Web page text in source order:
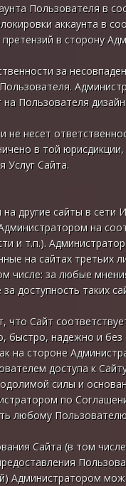
Пользователя в
аккаунта в
в сторону
за
Пользователя
не несет
в той
Услуг Сайта.
другие сайты в сети
на
и т.п.).
на сайтах третьих
числе: за любые
доступность таких
что Сайт
быстро, надежно и
на стороне
доступа к
силы и
по
любому
Сайта (в том
Администратором